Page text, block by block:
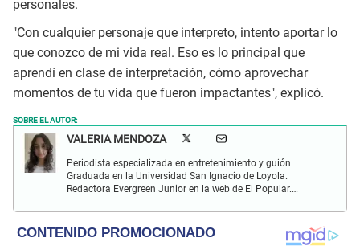
personales.
"Con cualquier personaje que interpreto, intento aportar lo
que conozco de mi vida real. Eso es lo principal que
aprendí en clase de interpretación, cómo aprovechar
momentos de tu vida que fueron impactantes", explicó.
SOBRE EL AUTOR:
VALERIA MENDOZA
Periodista especializada en entretenimiento y guión.
Graduada en la Universidad San Ignacio de Loyola.
Redactora Evergreen Junior en la web de El Popular.
y redes sociales.